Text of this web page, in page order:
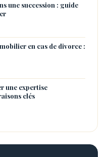
une succession : guide
en cas de divorce :
une expertise
clés